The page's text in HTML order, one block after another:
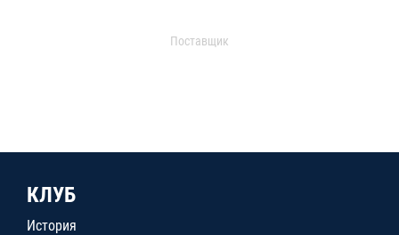
Поставщик
КЛУБ
История